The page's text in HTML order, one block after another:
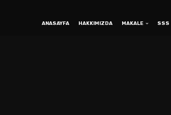
ANASAYFA HAKKIMIZDA MAKALE SSS